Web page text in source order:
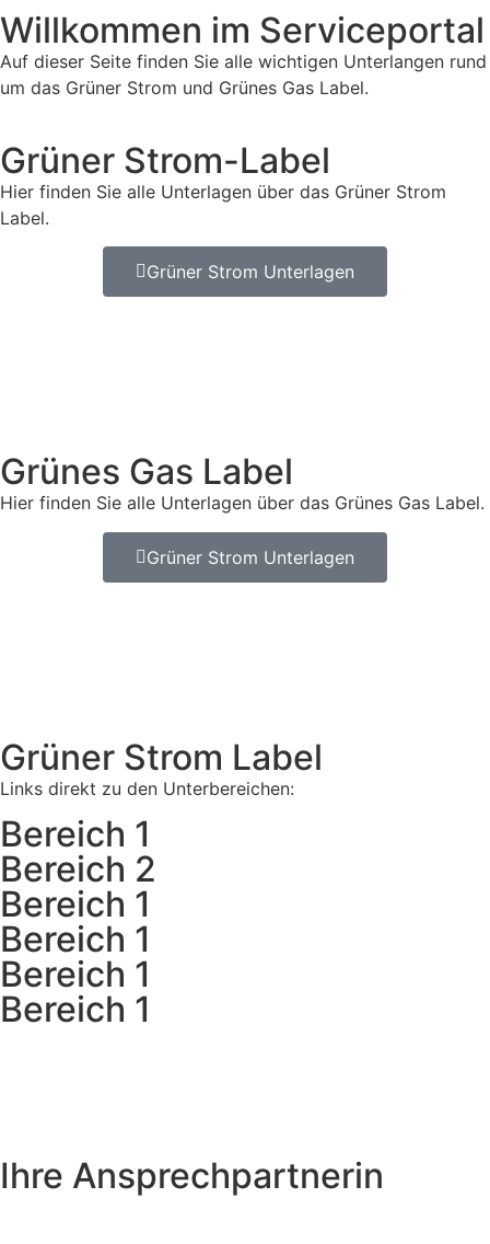
Willkommen im Serviceportal
Auf dieser Seite finden Sie alle wichtigen Unterlangen rund
um das Grüner Strom und Grünes Gas Label.
Grüner Strom-Label
Hier finden Sie alle Unterlagen über das Grüner Strom
Label.
Grüner Strom Unterlagen
Grünes Gas Label
Hier finden Sie alle Unterlagen über das Grünes Gas Label.
Grüner Strom Unterlagen
Grüner Strom Label
Links direkt zu den Unterbereichen:
Bereich 1
Bereich 2
Bereich 1
Bereich 1
Bereich 1
Bereich 1
Ihre Ansprechpartnerin